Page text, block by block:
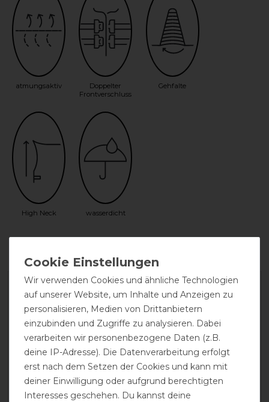
atmungsaktiv
Doppelter
Frontverschluss
Gehfalte
High Neck wasserdicht
EXCELLENT
Imperial Riding Super-Dry
200g - navy
Wir verwenden Cookies und ähnliche Technologien
auf unserer Website, um Inhalte und Anzeigen zu
personalisieren, Medien von Drittanbietern
einzubinden und Zugriffe zu analysieren. Dabei
verarbeiten wir personenbezogene Daten (z.B.
deine IP-Adresse). Die Datenverarbeitung erfolgt
erst nach dem Setzen der Cookies und kann mit
deiner Einwilligung oder aufgrund berechtigten
Interesses geschehen. Du kannst deine